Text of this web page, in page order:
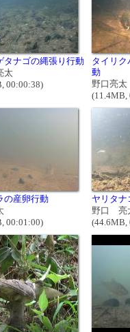
タナゴの縄張り行動
太
00:00:38)
タイリク
動
野口亮太
(11.4MB,
の産卵行動
00:01:00)
ヤリタナ
野口 亮
(44.6MB,